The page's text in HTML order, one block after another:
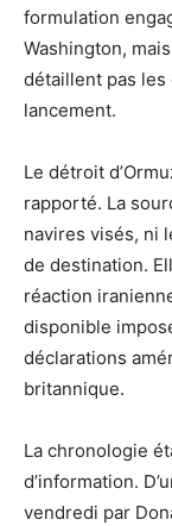
formulation
Washington,
détaillent pas
lancement.
Le détroit
rapporté. La
navires visés, ni
de destination.
réaction
disponible
déclarations
britannique.
La chronologie
d’information.
vendredi par